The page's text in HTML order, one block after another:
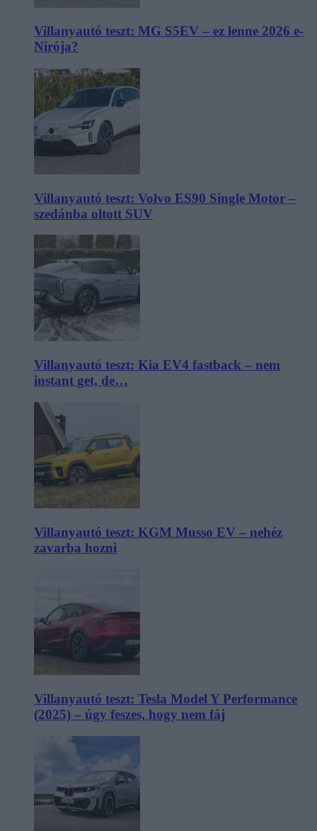
Villanyautó teszt: MG S5EV – ez lenne 2026 e-
Nirója?
Villanyautó teszt: Volvo ES90 Single Motor –
szedánba oltott SUV
Villanyautó teszt: Kia EV4 fastback – nem
instant get, de…
Villanyautó teszt: KGM Musso EV – nehéz
zavarba hozni
Villanyautó teszt: Tesla Model Y Performance
(2025) – úgy feszes, hogy nem fáj